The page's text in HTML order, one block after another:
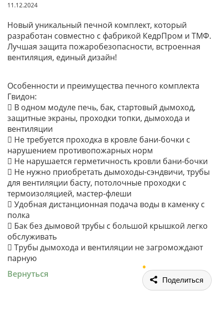
11.12.2024
Новый уникальный печной комплект, который
разработан совместно с фабрикой КедрПром и ТМФ.
Лучшая защита пожаробезопасности, встроенная
вентиляция, единый дизайн!
Особенности и преимущества печного комплекта
Гвидон:
 В одном модуле печь, бак, стартовый дымоход,
защитные экраны, проходки топки, дымохода и
вентиляции
 Не требуется проходка в кровле бани-бочки с
нарушением противопожарных норм
 Не нарушается герметичность кровли бани-бочки
 Не нужно приобретать дымоходы-сэндвичи, трубы
для вентиляции басту, потолочные проходки с
термоизоляцией, мастер-флеши
 Удобная дистанционная подача воды в каменку с
полка
 Бак без дымовой трубы с большой крышкой легко
обслуживать
 Трубы дымохода и вентиляции не загромождают
парную
Вернуться
Поделиться